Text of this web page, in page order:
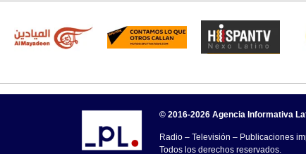
© 2016-2026 Agencia Informativa
Radio – Televisión – Publicaciones
Todos los derechos reservados.